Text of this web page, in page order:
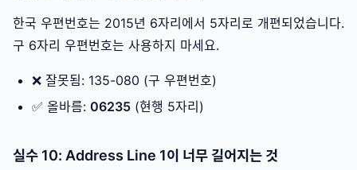
한국 우편번호는 2015년 6자리에서 5자리로 개편되었습니다.
구 6자리 우편번호는 사용하지 마세요.
❌ 잘못됨: 135-080 (구 우편번호)
✅ 올바름: 06235 (현행 5자리)
실수 10: Address Line 1이 너무 길어지는 것